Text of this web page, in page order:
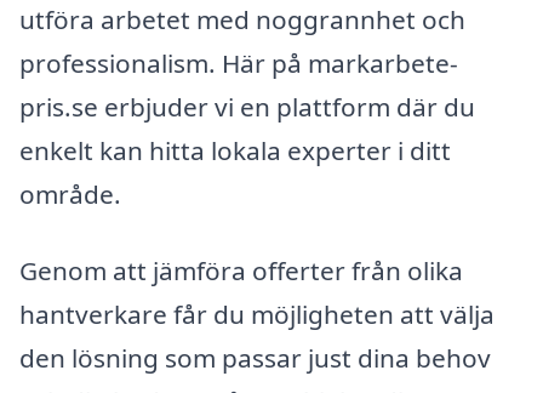
utföra arbetet med noggrannhet och
professionalism. Här på markarbete-
pris.se erbjuder vi en plattform där du
enkelt kan hitta lokala experter i ditt
område.
Genom att jämföra offerter från olika
hantverkare får du möjligheten att välja
den lösning som passar just dina behov